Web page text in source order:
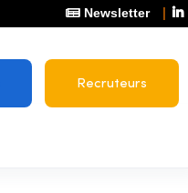
Newsletter
Recruteurs